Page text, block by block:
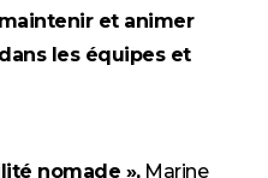
maintenir et animer
les équipes et
nomade »,Marine